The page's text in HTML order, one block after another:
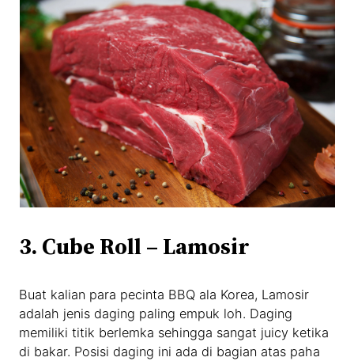
3. Cube Roll – Lamosir
Buat kalian para pecinta BBQ ala Korea, Lamosir
adalah jenis daging paling empuk loh. Daging
memiliki titik berlemka sehingga sangat juicy ketika
di bakar. Posisi daging ini ada di bagian atas paha